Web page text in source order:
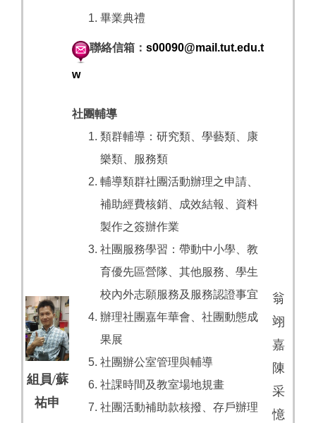
畢業典禮
聯絡信箱： s00090@mail.tut.edu.t
w
組員/蘇
祐申
社團輔導
類群輔導： 研究類、 學藝類、
康
樂類、
服務類
輔導類群社團活動辦理之申請、
補助經費核銷、成效結報、資料
製作之簽辦作業
社團服務學習：帶動中小學、教
育優先區營隊、其他服務、學生
校內外志願服務及服務認證事宜
辦理社團嘉年華會、 社團動態成
果展
社團辦公室管理與輔導
社課時間及教室場地規畫
社團活動補助款核撥、存戶辦理
翁
翊
嘉
陳
采
憶